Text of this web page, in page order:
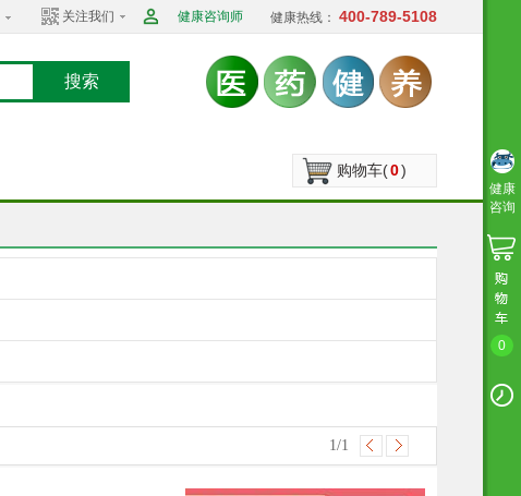
关注我们 健康咨询师 健康热线： 400-789-5108
搜索
购物车(0)
1/1
健康
咨询
0